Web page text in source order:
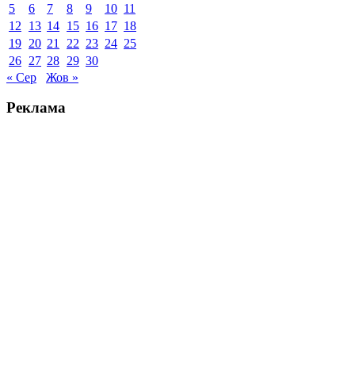
5
6 7 8 9 10 11
12
13 14 15 16 17 18
19 20 21 22 23 24 25
26 27 28 29 30
« Сер
Жов »
Реклама